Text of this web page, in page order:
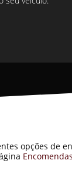
opções de